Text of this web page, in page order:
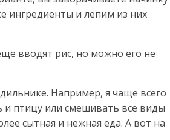
ингредиенты и лепим из них
вводят рис, но можно его не
Например, я чаще всего
птицу или смешивать все виды
сытная и нежная еда. А вот на